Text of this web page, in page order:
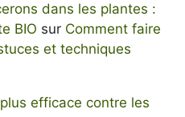
dans les plantes :
BIO sur Comment faire
et techniques
efficace contre les